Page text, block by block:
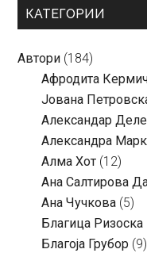
КАТЕГОРИИ
Автори (184)
Aфродита
Јована
Александар
Александра
Алма Хот (12)
Ана Салтирова
Ана Чучкова (5)
Благица Ризоска
Благоја Грубор (9)